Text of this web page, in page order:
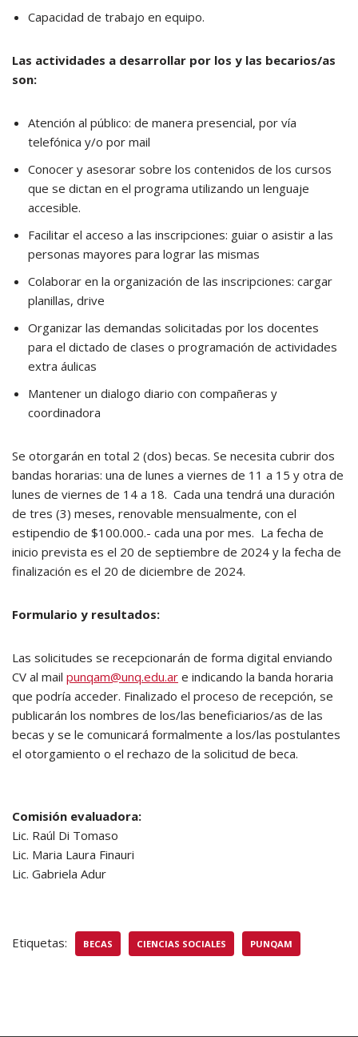
Capacidad de trabajo en equipo.
Las actividades a desarrollar por los y las becarios/as
son:
Atención al público: de manera presencial, por vía
telefónica y/o por mail
Conocer y asesorar sobre los contenidos de los cursos
que se dictan en el programa utilizando un lenguaje
accesible.
Facilitar el acceso a las inscripciones: guiar o asistir a las
personas mayores para lograr las mismas
Colaborar en la organización de las inscripciones: cargar
planillas, drive
Organizar las demandas solicitadas por los docentes
para el dictado de clases o programación de actividades
extra áulicas
Mantener un dialogo diario con compañeras y
coordinadora
Se otorgarán en total 2 (dos) becas. Se necesita cubrir dos
bandas horarias: una de lunes a viernes de 11 a 15 y otra de
lunes de viernes de 14 a 18. Cada una tendrá una duración
de tres (3) meses, renovable mensualmente, con el
estipendio de $100.000.- cada una por mes. La fecha de
inicio prevista es el 20 de septiembre de 2024 y la fecha de
finalización es el 20 de diciembre de 2024.
Formulario y resultados:
Las solicitudes se recepcionarán de forma digital enviando
CV al mail punqam@unq.edu.ar e indicando la banda horaria
que podría acceder. Finalizado el proceso de recepción, se
publicarán los nombres de los/las beneficiarios/as de las
becas y se le comunicará formalmente a los/las postulantes
el otorgamiento o el rechazo de la solicitud de beca.
Comisión evaluadora:
Lic. Raúl Di Tomaso
Lic. Maria Laura Finauri
Lic. Gabriela Adur
Etiquetas: BECAS CIENCIAS SOCIALES PUNQAM